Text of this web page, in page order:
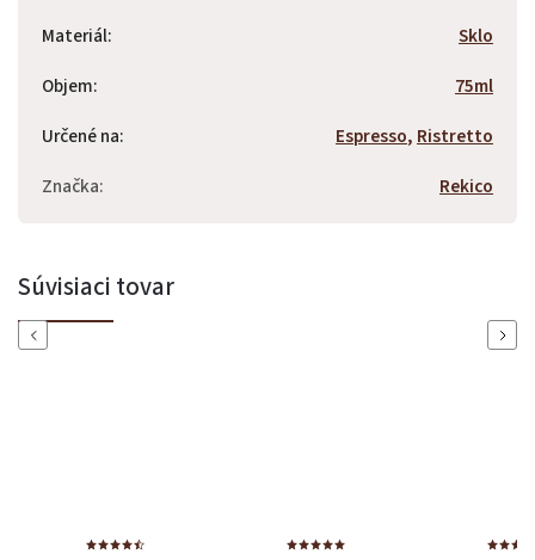
Materiál:
Sklo
Objem:
75ml
Určené na: Espresso, Ristretto
Značka: Rekico
Súvisiaci tovar
Previous Next
Odoslať